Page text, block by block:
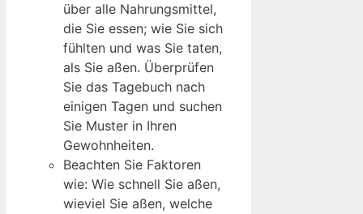
über alle Nahrungsmittel,
die Sie essen; wie Sie sich
fühlten und was Sie taten,
als Sie aßen. Überprüfen
Sie das Tagebuch nach
einigen Tagen und suchen
Sie Muster in Ihren
Gewohnheiten.
Beachten Sie Faktoren
wie: Wie schnell Sie aßen,
wieviel Sie aßen, welche